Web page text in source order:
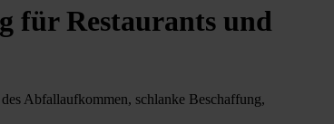
für Restaurants und
Abfallaufkommen, schlanke Beschaffung,